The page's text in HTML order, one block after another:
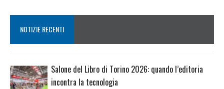
NOTIZIE RECENTI
Salone del Libro di Torino 2026: quando l’editoria
incontra la tecnologia